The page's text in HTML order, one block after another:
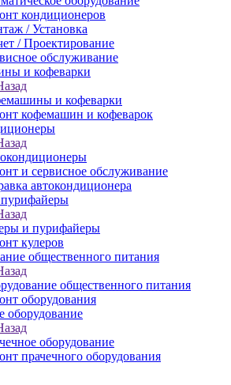
кондиционеров
/ Установка
/ Проектирование
обслуживание
и кофеварки
и кофеварки
кофемашин и кофеварок
и сервисное обслуживание
автокондиционера
и пурифайеры
кулеров
общественного питания
общественного питания
оборудования
оборудование
оборудование
прачечного оборудования